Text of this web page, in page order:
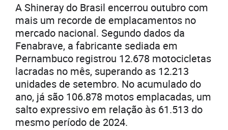
A Shineray do Brasil encerrou outubro com
mais um recorde de emplacamentos no
mercado nacional. Segundo dados da
Fenabrave, a fabricante sediada em
Pernambuco registrou 12.678 motocicletas
lacradas no mês, superando as 12.213
unidades de setembro. No acumulado do
ano, já são 106.878 motos emplacadas, um
salto expressivo em relação às 61.513 do
mesmo período de 2024.